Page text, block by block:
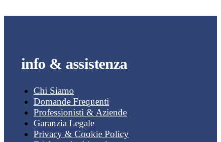
info & assistenza
Chi Siamo
Domande Frequenti
Professionisti & Aziende
Garanzia Legale
Privacy & Cookie Policy